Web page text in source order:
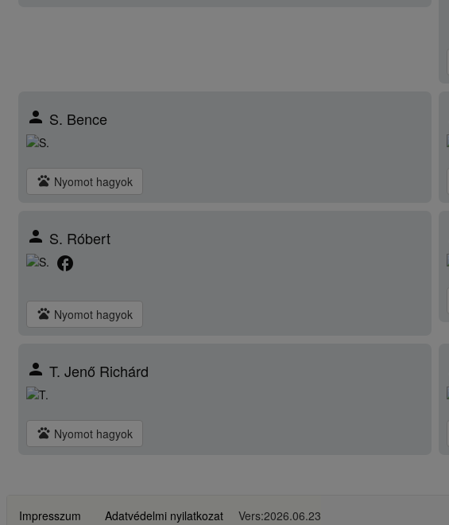
person S. Bence
pets Nyomot hagyok
person S. Róbert
facebook
pets Nyomot hagyok
person T. Jenő Richárd
pets Nyomot hagyok
Impresszum Adatvédelmi nyilatkozat Vers:2026.06.23